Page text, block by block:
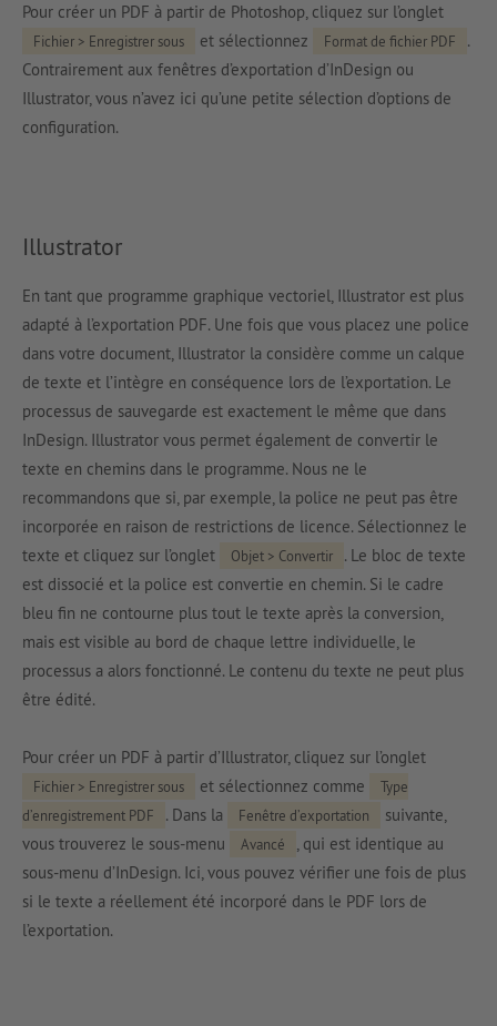
Pour créer un PDF à partir de Photoshop, cliquez sur l’onglet
Fichier > Enregistrer sous et sélectionnez Format de fichier PDF
.
Contrairement aux fenêtres d’exportation d’InDesign ou
Illustrator, vous n’avez ici qu’une petite sélection d’options de
configuration.
Illustrator
En tant que programme graphique vectoriel, Illustrator est plus
adapté à l’exportation PDF. Une fois que vous placez une police
dans votre document, Illustrator la considère comme un calque
de texte et l’intègre en conséquence lors de l’exportation. Le
processus de sauvegarde est exactement le même que dans
InDesign. Illustrator vous permet également de convertir le
texte en chemins dans le programme. Nous ne le
recommandons que si, par exemple, la police ne peut pas être
incorporée en raison de restrictions de licence. Sélectionnez le
texte et cliquez sur l’onglet
Objet > Convertir
. Le bloc de texte
est dissocié et la police est convertie en chemin. Si le cadre
bleu fin ne contourne plus tout le texte après la conversion,
mais est visible au bord de chaque lettre individuelle, le
processus a alors fonctionné. Le contenu du texte ne peut plus
être édité.
Pour créer un PDF à partir d’Illustrator, cliquez sur l’onglet
Fichier > Enregistrer sous et sélectionnez comme
Type
d’enregistrement PDF
. Dans la Fenêtre d’exportation
suivante,
vous trouverez le sous-menu
Avancé
, qui est identique au
sous-menu d’InDesign. Ici, vous pouvez vérifier une fois de plus
si le texte a réellement été incorporé dans le PDF lors de
l’exportation.